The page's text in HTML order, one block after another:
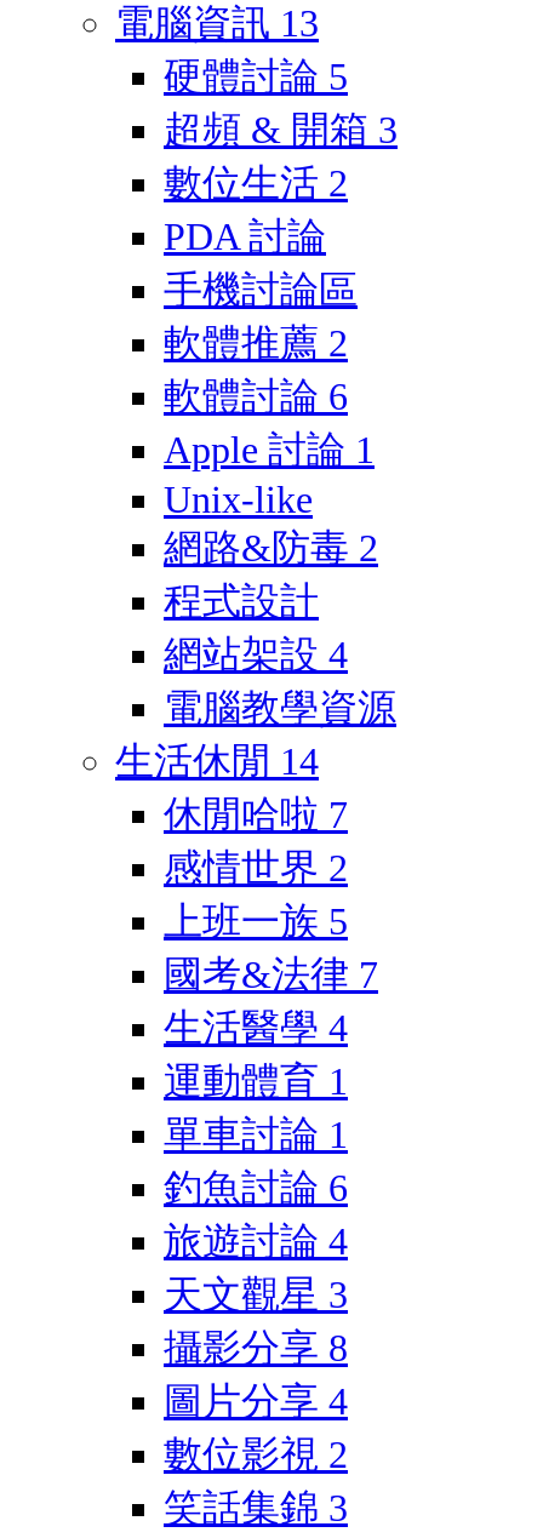
電腦資訊 13
硬體討論 5
超頻 & 開箱 3
數位生活 2
PDA 討論
手機討論區
軟體推薦 2
軟體討論 6
Apple 討論 1
Unix-like
網路&防毒 2
程式設計
網站架設 4
電腦教學資源
生活休閒 14
休閒哈啦 7
感情世界 2
上班一族 5
國考&法律 7
生活醫學 4
運動體育 1
單車討論 1
釣魚討論 6
旅遊討論 4
天文觀星 3
攝影分享 8
圖片分享 4
數位影視 2
笑話集錦 3